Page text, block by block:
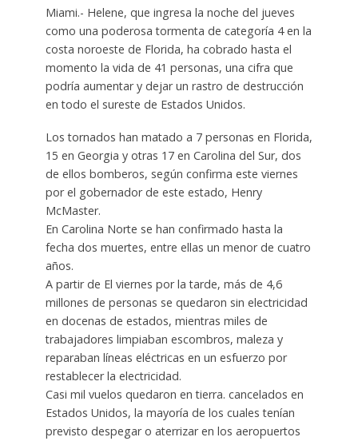
Miami.- Helene, que ingresa la noche del jueves
como una poderosa tormenta de categoría 4 en la
costa noroeste de Florida, ha cobrado hasta el
momento la vida de 41 personas, una cifra que
podría aumentar y dejar un rastro de destrucción
en todo el sureste de Estados Unidos.
Los tornados han matado a 7 personas en Florida,
15 en Georgia y otras 17 en Carolina del Sur, dos
de ellos bomberos, según confirma este viernes
por el gobernador de este estado, Henry
McMaster.
En Carolina Norte se han confirmado hasta la
fecha dos muertes, entre ellas un menor de cuatro
años.
A partir de El viernes por la tarde, más de 4,6
millones de personas se quedaron sin electricidad
en docenas de estados, mientras miles de
trabajadores limpiaban escombros, maleza y
reparaban líneas eléctricas en un esfuerzo por
restablecer la electricidad.
Casi mil vuelos quedaron en tierra. cancelados en
Estados Unidos, la mayoría de los cuales tenían
previsto despegar o aterrizar en los aeropuertos